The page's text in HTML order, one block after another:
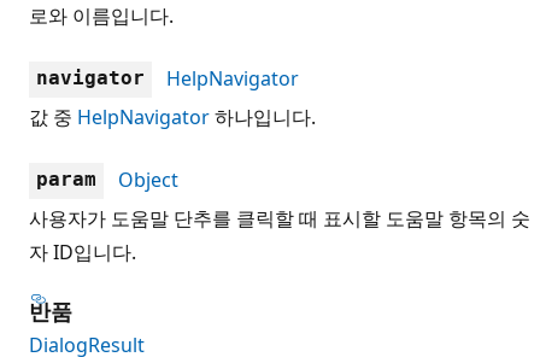
로와 이름입니다.
navigator
HelpNavigator
값 중 HelpNavigator하나입니다.
param
Object
사용자가 도움말 단추를 클릭할 때 표시할 도움말 항목의 숫
자 ID입니다.
반품
DialogResult